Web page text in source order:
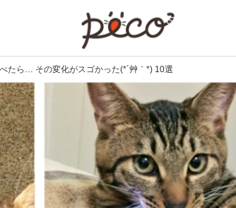
たら… その変化がスゴかった(*´艸｀*) 10選